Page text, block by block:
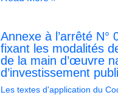
Annexe à l’arrêté
fixant les modalités
de la main d’œuvre
d’investissement
Les textes d'application du